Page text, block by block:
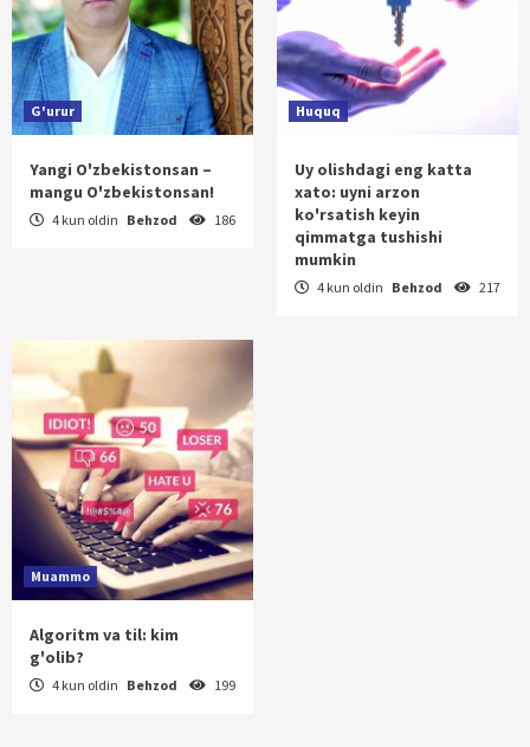
G'urur
Yangi O'zbekistonsan –
mangu O'zbekistonsan!
4 kun oldin Behzod 186
Huquq
Uy olishdagi eng katta
xato: uyni arzon
ko'rsatish keyin
qimmatga tushishi
mumkin
4 kun oldin Behzod 217
Muammo
Algoritm va til: kim
g'olib?
4 kun oldin Behzod 199